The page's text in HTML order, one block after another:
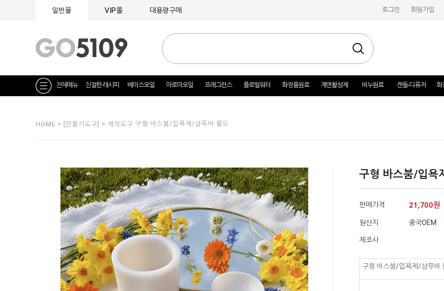
일반몰 VIP몰 대용량구매 로그인 회원가입
전체메뉴 친절한 레시피 베이스오일 아로마오일 프래그런스 플로럴워터 화장품원료 계면활성제 비누원료 캔들-디퓨저 화
HOME > [만들기도구] > 제작도구 구형 바스붐/입욕제/샴푸바 몰드
구형 바스붐/입욕
판매가격 21,700원
원산지 중국OEM
제조사
구형 바스붐/입욕제/샴푸바